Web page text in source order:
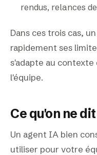
rendus, relances
Dans ces trois cas,
rapidement ses
s'adapte au
l'équipe.
Ce qu'on ne
Un agent IA bien
utiliser pour votre